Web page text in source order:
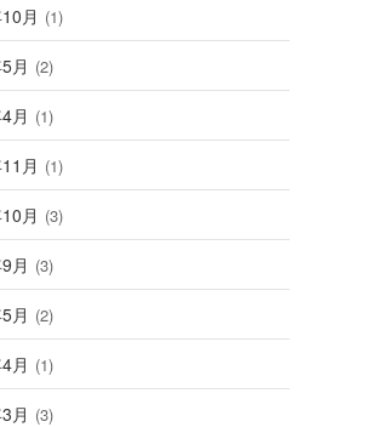
月 (1)
月 (2)
月 (1)
月 (1)
月 (3)
月 (3)
月 (2)
月 (1)
月 (3)